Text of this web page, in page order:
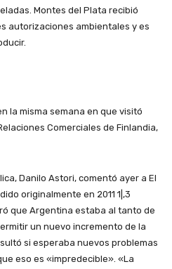
Montes del Plata recibió
autorizaciones ambientales y es
la misma semana en que visitó
Comerciales de Finlandia,
Danilo Astori, comentó ayer a El
originalmente en 2011 1|,3
que Argentina estaba al tanto de
un nuevo incremento de la
si esperaba nuevos problemas
eso es «impredecible». «La